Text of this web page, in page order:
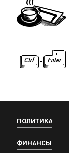
ПОЛИТИКА
ФИНАНСЫ